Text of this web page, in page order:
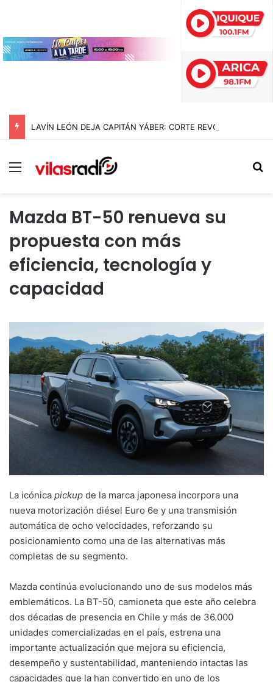
Menú
Mazda BT-50 renueva su
propuesta con más
eficiencia, tecnología y
capacidad
La icónica pickup de la marca japonesa incorpora una
nueva motorización diésel Euro 6e y una transmisión
automática de ocho velocidades, reforzando su
posicionamiento como una de las alternativas más
completas de su segmento.
Mazda continúa evolucionando uno de sus modelos más
emblemáticos. La BT-50, camioneta que este año celebra
dos décadas de presencia en Chile y más de 36.000
unidades comercializadas en el país, estrena una
importante actualización que mejora su eficiencia,
desempeño y sustentabilidad, manteniendo intactas las
capacidades que la han convertido en uno de los